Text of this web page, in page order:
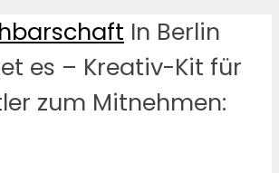
In Berlin
es – Kreativ-Kit für
zum Mitnehmen: